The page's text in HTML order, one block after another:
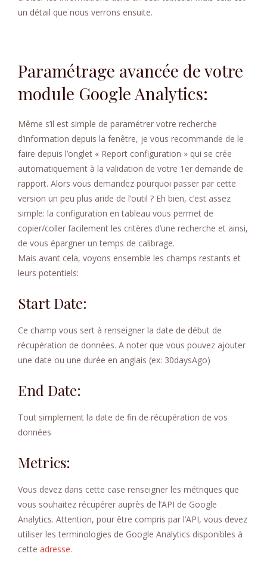
un détail que nous verrons ensuite.
Paramétrage avancée de votre
module Google Analytics:
Même s’il est simple de paramétrer votre recherche
d’information depuis la fenêtre, je vous recommande de le
faire depuis l’onglet « Report configuration » qui se crée
automatiquement à la validation de votre 1er demande de
rapport. Alors vous demandez pourquoi passer par cette
version un peu plus aride de l’outil ? Eh bien, c’est assez
simple: la configuration en tableau vous permet de
copier/coller facilement les critères d’une recherche et ainsi,
de vous épargner un temps de calibrage.
Mais avant cela, voyons ensemble les champs restants et
leurs potentiels:
Start Date:
Ce champ vous sert à renseigner la date de début de
récupération de données. A noter que vous pouvez ajouter
une date ou une durée en anglais (ex: 30daysAgo)
End Date:
Tout simplement la date de fin de récupération de vos
données
Metrics:
Vous devez dans cette case renseigner les métriques que
vous souhaitez récupérer auprès de l’API de Google
Analytics. Attention, pour être compris par l’API, vous devez
utiliser les terminologies de Google Analytics disponibles à
cette adresse.